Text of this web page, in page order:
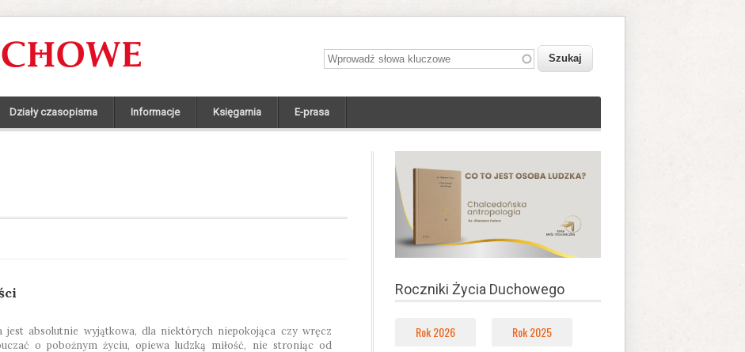
Wprowadź słowa kluczowe
Działy czasopisma Informacje Księgarnia E-prasa
absolutnie wyjątkowa, dla niektórych niepokojąca czy wręcz
o pobożnym życiu, opiewa ludzką miłość, nie stroniąc od
Roczniki Życia Duchowego
Rok 2026 Rok 2025